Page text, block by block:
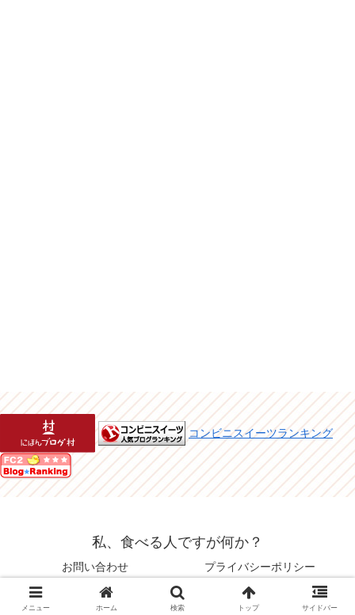
コンビニスイーツランキング
私、食べる人ですが何か？
お問い合わせ プライバシーポリシー
© 2015 私、食べる人ですが何か？.
メニュー ホーム 検索 トップ サイドバー